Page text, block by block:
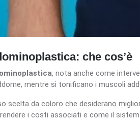
che cos’è
, nota anche come
mentre si tonificano i muscoli
scelta da coloro che desiderano
i costi associati e come il